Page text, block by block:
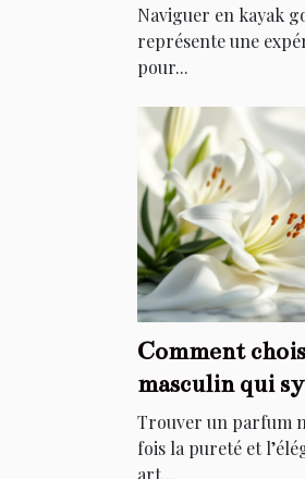
Naviguer en kayak
représente une
pour...
Comment
masculin qui
et l'élégance ?
Trouver un parfum
fois la pureté et